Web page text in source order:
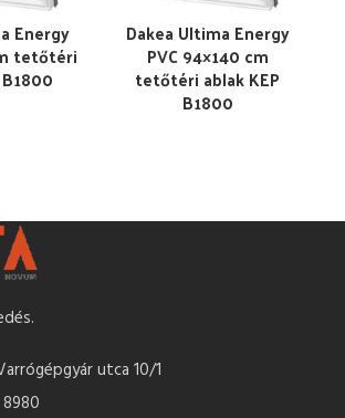
Energy
tetőtéri
Dakea Ultima Energy
PVC 94×140 cm
tetőtéri ablak KEP
B1800
utca 10/1